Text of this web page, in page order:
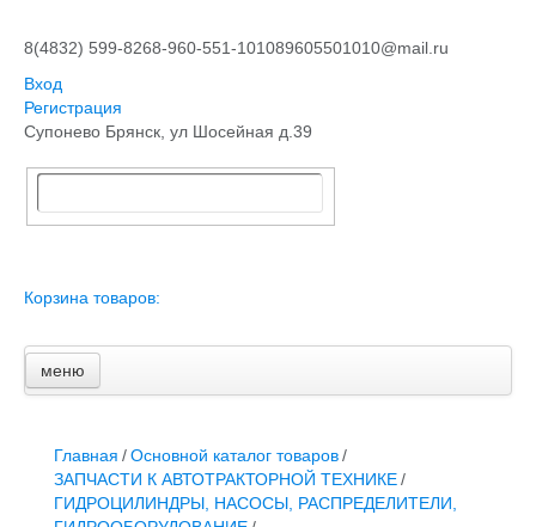
8(4832) 599-8268-960-551-101089605501010@mail.ru
Вход
Регистрация
Супонево Брянск, ул Шосейная д.39
Корзина товаров:
меню
Главная
ЗАПЧАСТИ К АВТОТРАКТОРНОЙ ТЕХНИКЕ
СТАРТЕРЫ, ГЕНЕРАТОРЫ
АККУМУЛЯТОРЫ,РЕМНИ,МАНЖЕТЫ, РВД И ДРУГОЕ
ЗАПЧАСТИ К СЕЛЬХОЗОБОРУДОВАНИЮ
Главная /Основной каталог товаров/
ЗАПЧАСТИ К АВТОТРАКТОРНОЙ ТЕХНИКЕ/
ГИДРОЦИЛИНДРЫ, НАСОСЫ, РАСПРЕДЕЛИТЕЛИ,